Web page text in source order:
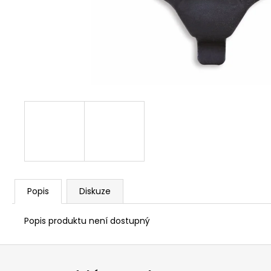
Popis Diskuze
Popis produktu není dostupný
Z